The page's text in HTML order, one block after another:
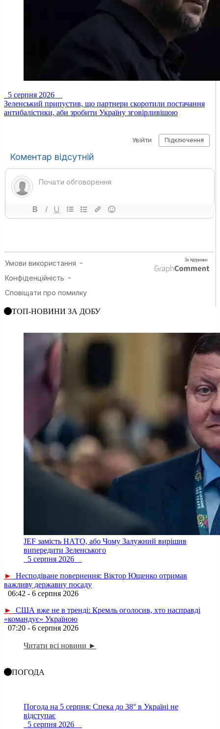
5 серпня 2026
Зеленський припустив, що партнери скоротили постачання
антибалістики, аби зробити Україну зговірливішою
ТОП-НОВИНИ ЗА ДОБУ
JEF замість НАТО, або Чому Залужний вирішив
випередити Зеленського
5 серпня 2026
►
Несподіване повернення: Віктор Ющенко отримав
важливу державну посаду
06:42 - 6 серпня 2026
►
США вже не в тренді: Кремль оголосив, хто насправді
«командує» Україною
07:20 - 6 серпня 2026
Читати всі новини ►
ПОГОДА
Погода на 5 серпня: Спека до 38° в Україні не
відступає
5 серпня 2026